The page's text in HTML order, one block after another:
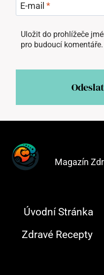
E-mail *
Uložit do prohlížeče
pro budoucí komentáře.
Magazín
Úvodní Stránka
Zdravé Recepty